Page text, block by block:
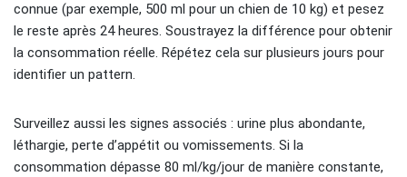
connue (par exemple, 500 ml pour un chien de 10 kg) et pesez
le reste après 24 heures. Soustrayez la différence pour obtenir
la consommation réelle. Répétez cela sur plusieurs jours pour
identifier un pattern.
Surveillez aussi les signes associés : urine plus abondante,
léthargie, perte d’appétit ou vomissements. Si la
consommation dépasse 80 ml/kg/jour de manière constante,